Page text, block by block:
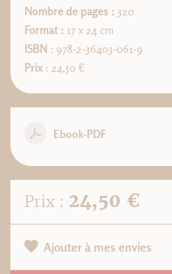
Nombre de pages : 320
Format : 17 x 24 cm
ISBN : 978-2-36403-061-9
Prix : 24,50 €
Ebook-PDF
Prix : 24,50 €
Ajouter à mes envies